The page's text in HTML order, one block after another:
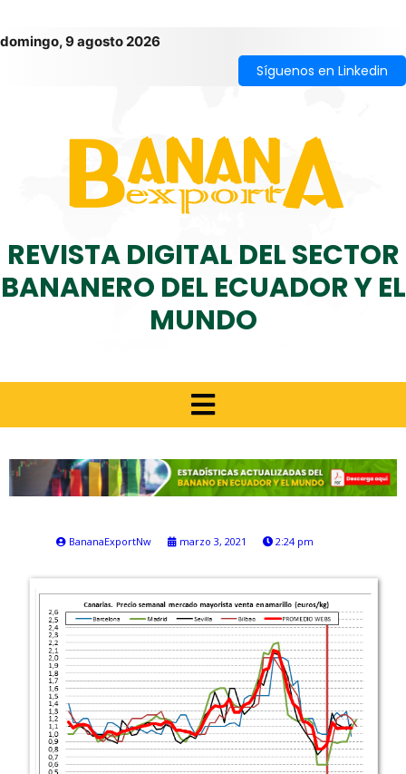
domingo, 9 agosto 2026
Síguenos en Linkedin
REVISTA DIGITAL DEL SECTOR
BANANERO DEL ECUADOR Y EL
MUNDO
BananaExportNw marzo 3, 2021 2:24 pm